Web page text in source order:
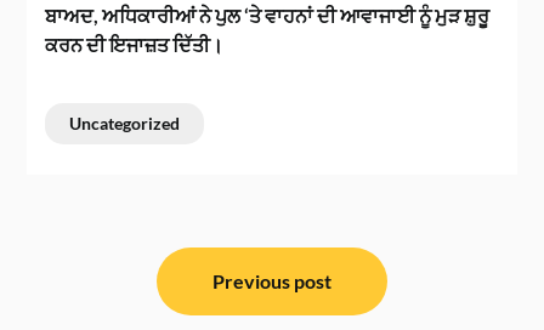
ਬਾਅਦ, ਅਧਿਕਾਰੀਆਂ ਨੇ ਪੁਲ ‘ਤੇ ਵਾਹਨਾਂ ਦੀ ਆਵਾਜਾਈ ਨੂੰ ਮੁੜ ਸ਼ੁਰੂ
ਕਰਨ ਦੀ ਇਜਾਜ਼ਤ ਦਿੱਤੀ।
Uncategorized
Previous post